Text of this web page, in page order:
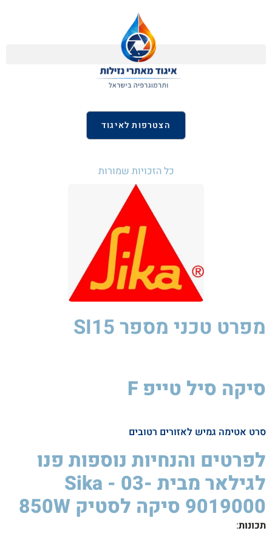
הצטרפות לאיגוד
כל הזכויות שמורות
מפרט טכני מספר SI15
סיקה סיל טייפ F
סרט אטימה גמיש לאזורים רטובים
לפרטים והנחיות נוספות פנו
לגילאר מבית Sika - 03-
9019000 סיקה לסטיק 850W ​
תכונות: